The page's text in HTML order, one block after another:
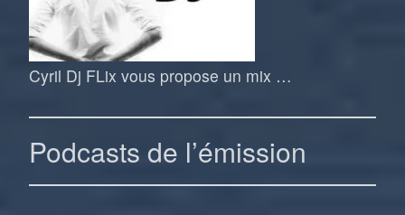
Cyril Dj FLix vous propose un mix …
Podcasts de l’émission